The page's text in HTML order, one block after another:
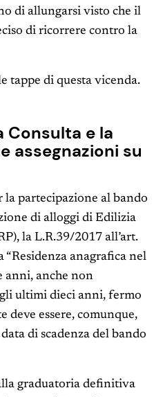
di allungarsi visto che il
di ricorrere contro la
tappe di questa vicenda.
Consulta e la
assegnazioni su
partecipazione al bando
di alloggi di Edilizia
la L.R.39/2017 all’art.
“Residenza anagrafica nel
anni, anche non
ultimi dieci anni, fermo
deve essere, comunque,
di scadenza del bando
graduatoria definitiva